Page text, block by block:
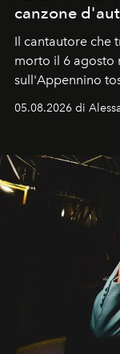
canzone
Il cantautore che
morto il 6 agosto
sull'Appennino
05.08.2026 di